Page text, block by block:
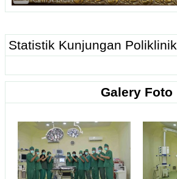
Statistik Kunjungan Poliklinik
Galery Foto